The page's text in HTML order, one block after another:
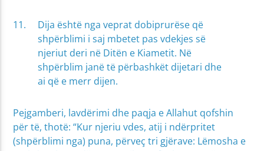
Dija është nga veprat dobiprurëse që
shpërblimi i saj mbetet pas vdekjes së
njeriut deri në Ditën e Kiametit. Në
shpërblim janë të përbashkët dijetari dhe
ai që e merr dijen.
Pejgamberi, lavdërimi dhe paqja e Allahut qofshin
për të, thotë: “Kur njeriu vdes, atij i ndërpritet
(shpërblimi nga) puna, përveç tri gjërave: Lëmosha e